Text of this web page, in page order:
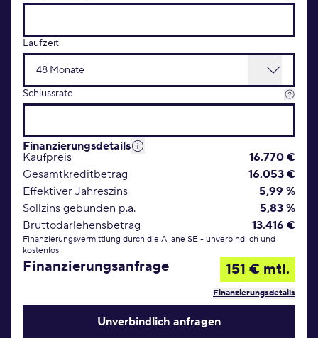
Laufzeit
Schlussrate
Finanzierungsdetails
Kaufpreis
16.770 €
Gesamtkreditbetrag
16.053 €
Effektiver Jahreszins
5,99 %
Sollzins gebunden p.a.
5,83 %
Bruttodarlehensbetrag
13.416 €
Finanzierungsvermittlung durch die Allane SE - unverbindlich und
kostenlos
Finanzierungsanfrage 151 € mtl.
Finanzierungsdetails
Unverbindlich anfragen